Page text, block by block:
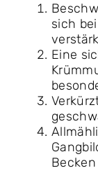
sich
Eine
Becken